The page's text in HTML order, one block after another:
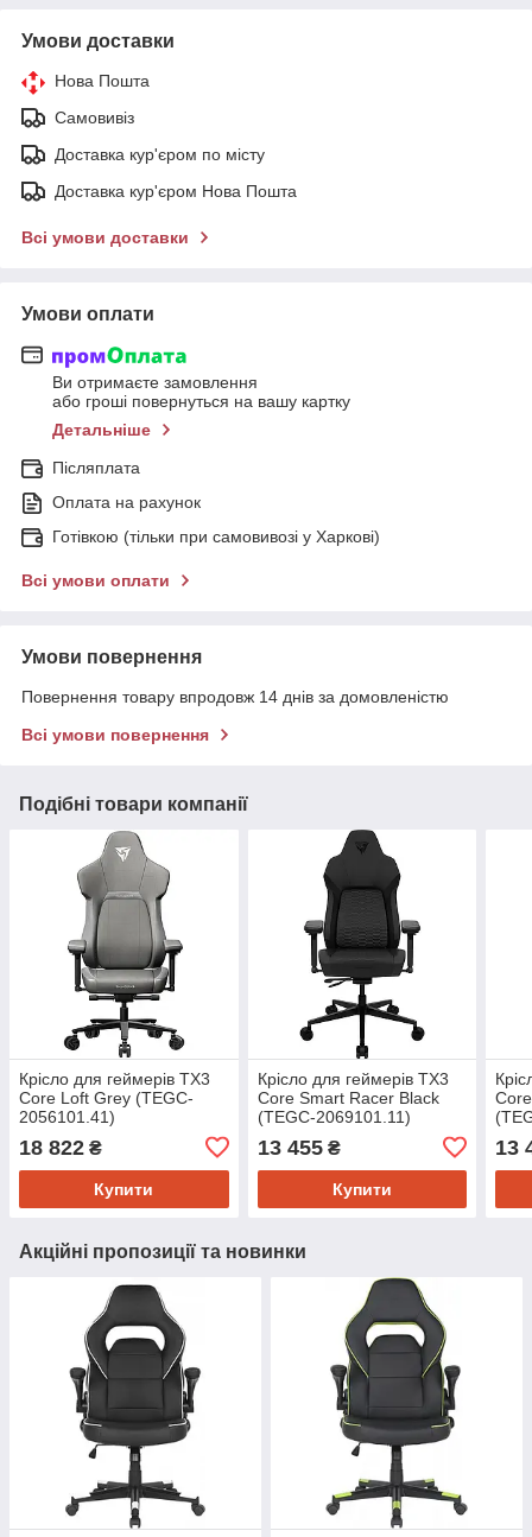
Умови доставки
Нова Пошта
Самовивіз
Доставка кур'єром по місту
Доставка кур'єром Нова Пошта
Всі умови доставки
Умови оплати
Ви отримаєте замовлення
або гроші повернуться на вашу картку
Детальніше
Післяплата
Оплата на рахунок
Готівкою (тільки при самовивозі у Харкові)
Всі умови оплати
Умови повернення
Повернення товару впродовж 14 днів за домовленістю
Всі умови повернення
Подібні товари компанії
Крісло для геймерів TX3
Core Loft Grey (TEGC-
2056101.41)
18 822 ₴
Купити
Крісло для геймерів TX3
Core Smart Racer Black
(TEGC-2069101.11)
13 455₴
Купити
13
Акційні пропозиції та новинки